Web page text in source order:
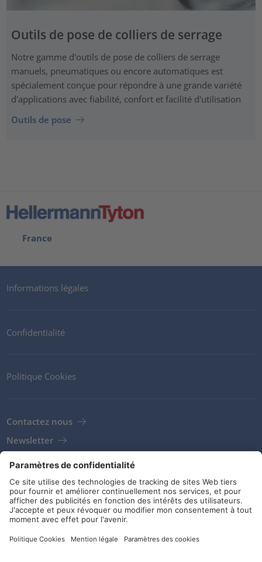
Outils de pose de colliers de serrage
Notre gamme d'outils de pose de colliers de serrage
manuels, pneumatiques ou encore automatiques est
spécialement conçue pour répondre à une grande variété
d'applications avec fiabilité, confort et facilité d'utilisation
Outils de pose
France
Informations légales
Confidentialité
Politique Cookies
Contactez nous
Newsletter
Clients
Fournisseurs
Conditions de stockage
Réseaux sociaux